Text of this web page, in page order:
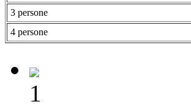
3 persone
4 persone
1